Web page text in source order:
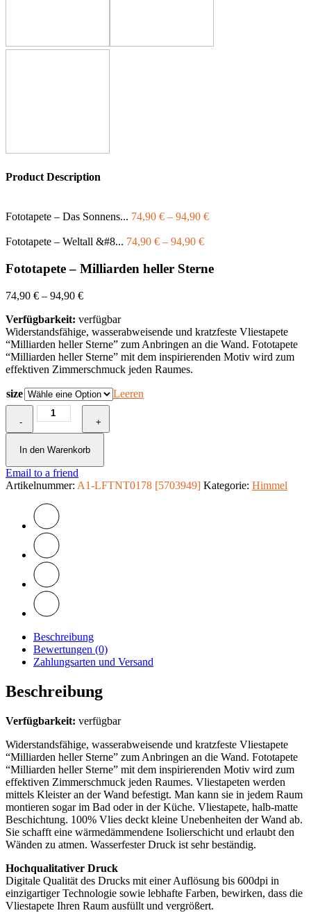
Product Description
Fototapete – Das Sonnens... 74,90 € – 94,90 €
Fototapete – Weltall &#8... 74,90 € – 94,90 €
Fototapete – Milliarden heller Sterne
74,90 € – 94,90 €
Verfügbarkeit: verfügbar
Widerstandsfähige, wasserabweisende und kratzfeste Vliestapete
“Milliarden heller Sterne” zum Anbringen an die Wand. Fototapete
“Milliarden heller Sterne” mit dem inspirierenden Motiv wird zum
effektiven Zimmerschmuck jeden Raumes.
size Leeren
-
Fototapete
-
Milliarden
heller
Menge
+
In den Warenkorb
Email to a friend
Artikelnummer: A1-LFTNT0178 [5703949] Kategorie: Himmel
Beschreibung
Bewertungen (0)
Zahlungsarten und Versand
Beschreibung
Verfügbarkeit: verfügbar
Widerstandsfähige, wasserabweisende und kratzfeste Vliestapete
“Milliarden heller Sterne” zum Anbringen an die Wand. Fototapete
“Milliarden heller Sterne” mit dem inspirierenden Motiv wird zum
effektiven Zimmerschmuck jeden Raumes. Vliestapeten werden
mittels Kleister an der Wand befestigt. Man kann sie in jedem Raum
montieren sogar im Bad oder in der Küche. Vliestapete, halb-matte
Beschichtung. 100% Vlies deckt kleine Unebenheiten der Wand ab.
Sie schafft eine wärmedämmendene Isolierschicht und erlaubt den
Wänden zu atmen. Wasserfester Druck ist sehr beständig.
Hochqualitativer Druck
Digitale Qualität des Drucks mit einer Auflösung bis 600dpi in
einzigartiger Technologie sowie lebhafte Farben, bewirken, dass die
Vliestapete Ihren Raum ausfüllt und vergrößert.